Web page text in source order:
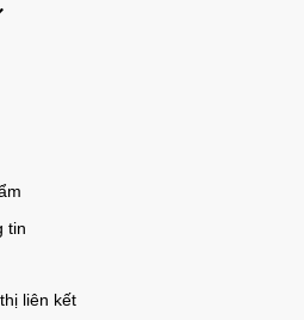
tin
liên kết